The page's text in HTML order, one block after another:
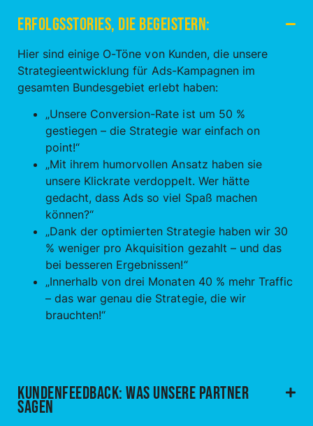
Erfolgsstories, die begeistern:
Hier sind einige O-Töne von Kunden, die unsere
Strategieentwicklung für Ads-Kampagnen im
gesamten Bundesgebiet erlebt haben:
„Unsere Conversion-Rate ist um 50 %
gestiegen – die Strategie war einfach on
point!“
„Mit ihrem humorvollen Ansatz haben sie
unsere Klickrate verdoppelt. Wer hätte
gedacht, dass Ads so viel Spaß machen
können?“
„Dank der optimierten Strategie haben wir 30
% weniger pro Akquisition gezahlt – und das
bei besseren Ergebnissen!“
„Innerhalb von drei Monaten 40 % mehr Traffic
– das war genau die Strategie, die wir
brauchten!“
Kundenfeedback: Was unsere Partner
sagen